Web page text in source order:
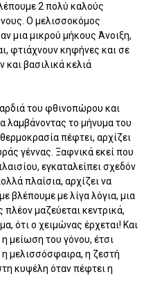
2 πολύ καλούς
Ο μελισσοκόμος
μια μικρού μήκους Άνοιξη,
φτιάχνουν κηφήνες και σε
βασιλικά κελιά
του φθινοπώρου και
λαμβάνοντας το μήνυμα του
πέφτει, αρχίζει
γέννας. Ξαφνικά εκεί που
εγκαταλείπει σχεδόν
πλαίσια, αρχίζει να
βλέπουμε με λίγα λόγια, μια
μαζεύεται κεντρικά,
ότι ο χειμώνας έρχεται! Και
μείωση του γόνου, έτσι
μελισσόσφαιρα, η ζεστή
κυψέλη όταν πέφτει η